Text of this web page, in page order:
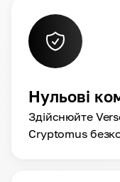
Нульові
Здійснюйте
Cryptomus